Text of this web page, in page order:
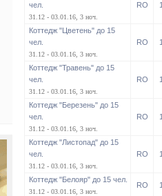
чел.
31.12 - 03.01.16, 3 ноч.
RO
Коттедж "Цветень" до 15
чел.
31.12 - 03.01.16, 3 ноч.
RO
Коттедж "Травень" до 15
чел.
31.12 - 03.01.16, 3 ноч.
RO
Коттедж "Березень" до 15
чел.
31.12 - 03.01.16, 3 ноч.
RO
Коттедж "Листопад" до 15
чел.
31.12 - 03.01.16, 3 ноч.
RO
Коттедж "Белояр" до 15 чел.
31.12 - 03.01.16, 3 ноч.
RO